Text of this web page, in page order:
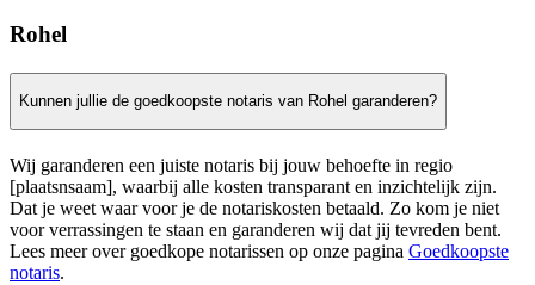
Rohel
Kunnen jullie de goedkoopste notaris van Rohel garanderen?
Wij garanderen een juiste notaris bij jouw behoefte in regio
[plaatsnsaam], waarbij alle kosten transparant en inzichtelijk zijn.
Dat je weet waar voor je de notariskosten betaald. Zo kom je niet
voor verrassingen te staan en garanderen wij dat jij tevreden bent.
Lees meer over goedkope notarissen op onze pagina Goedkoopste
notaris.